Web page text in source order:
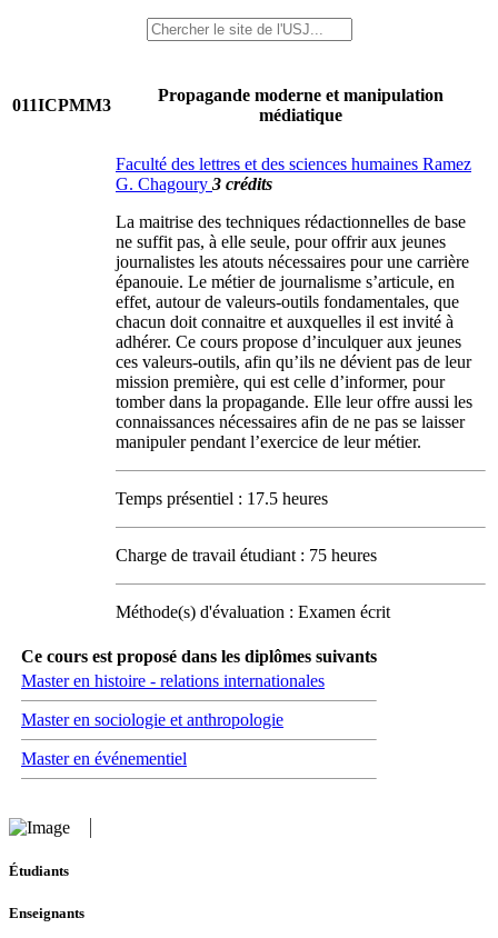
011ICPMM3
Propagande moderne et manipulation
médiatique
Faculté des lettres et des sciences humaines Ramez
G. Chagoury 3 crédits
La maitrise des techniques rédactionnelles de base
ne suffit pas, à elle seule, pour offrir aux jeunes
journalistes les atouts nécessaires pour une carrière
épanouie. Le métier de journalisme s’articule, en
effet, autour de valeurs-outils fondamentales, que
chacun doit connaitre et auxquelles il est invité à
adhérer. Ce cours propose d’inculquer aux jeunes
ces valeurs-outils, afin qu’ils ne dévient pas de leur
mission première, qui est celle d’informer, pour
tomber dans la propagande. Elle leur offre aussi les
connaissances nécessaires afin de ne pas se laisser
manipuler pendant l’exercice de leur métier.
Temps présentiel : 17.5 heures
Charge de travail étudiant : 75 heures
Méthode(s) d'évaluation : Examen écrit
Ce cours est proposé dans les diplômes suivants
Master en histoire - relations internationales
Master en sociologie et anthropologie
Master en événementiel
Étudiants
Enseignants